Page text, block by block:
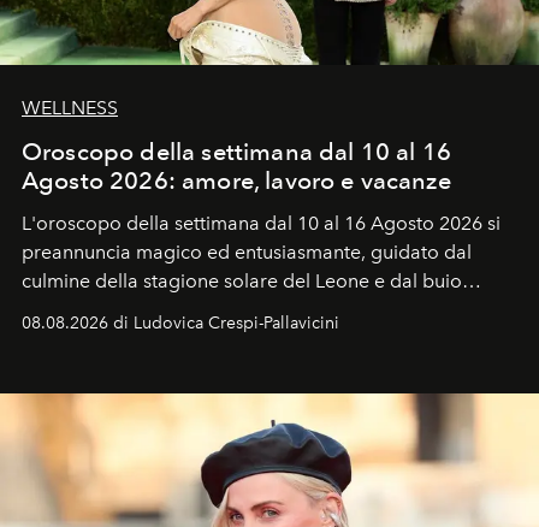
WELLNESS
Oroscopo della settimana dal 10 al 16
Agosto 2026: amore, lavoro e vacanze
L'oroscopo della settimana dal 10 al 16 Agosto 2026 si
preannuncia magico ed entusiasmante, guidato dal
culmine della stagione solare del Leone e dal buio
ideale per la notte delle Perseidi.
08.08.2026 di Ludovica Crespi-Pallavicini